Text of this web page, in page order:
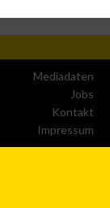
Mediadaten
Jobs
Kontakt
Impressum
auf einem
von